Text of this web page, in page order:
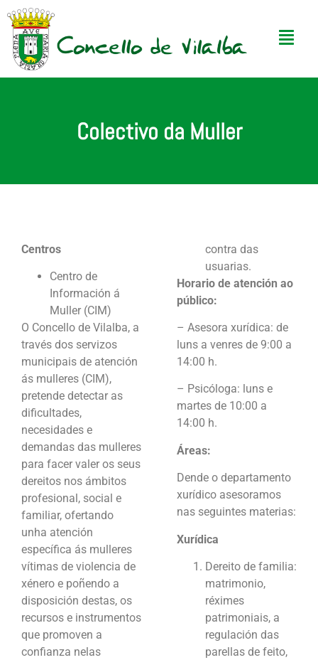
Colectivo da Muller
Centros
Centro de
Información á
Muller (CIM)
O Concello de Vilalba, a
través dos servizos
municipais de atención
ás mulleres (CIM),
pretende detectar as
dificultades,
necesidades e
demandas das mulleres
para facer valer os seus
dereitos nos ámbitos
profesional, social e
familiar, ofertando
unha atención
específica ás mulleres
vítimas de violencia de
xénero e poñendo a
disposición destas, os
recursos e instrumentos
que promoven a
confianza nelas
contra das
usuarias.
Horario de atención ao
público:
– Asesora xurídica: de
luns a venres de 9:00 a
14:00 h.
– Psicóloga: luns e
martes de 10:00 a
14:00 h.
Áreas:
Dende o departamento
xurídico asesoramos
nas seguintes materias:
Xurídica
Dereito de familia:
matrimonio,
réximes
patrimoniais, a
regulación das
parellas de feito,